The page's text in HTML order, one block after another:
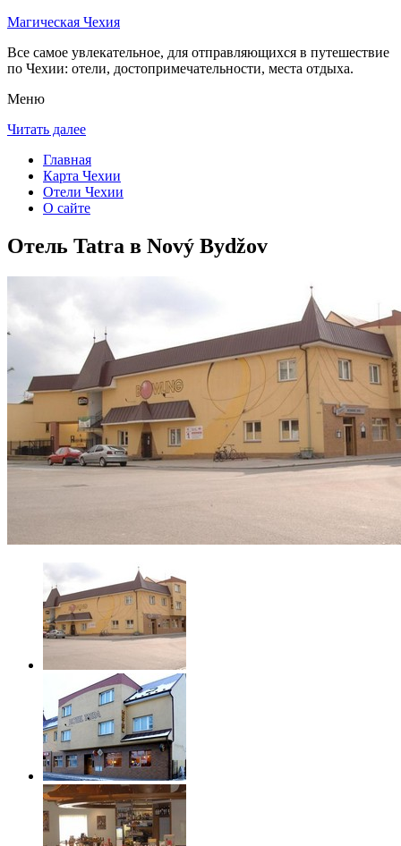
Магическая Чехия
Все самое увлекательное, для отправляющихся в путешествие
по Чехии: отели, достопримечательности, места отдыха.
Меню
Читать далее
Главная
Карта Чехии
Отели Чехии
О сайте
Отель Tatra в Nový Bydžov